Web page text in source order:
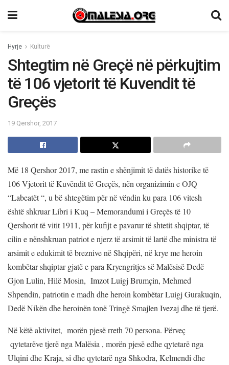
Hyrje Kulturë
Shtegtim në Greçë në përkujtim
të 106 vjetorit të Kuvendit të
Greçës
19 Qershor, 2017
Më 18 Qershor 2017, me rastin e shënjimit të datës historike të
106 Vjetorit të Kuvëndit të Greçës, nën organizimin e OJQ
“Labeatët “, u bë shtegëtim për në vëndin ku para 106 vitesh
është shkruar Libri i Kuq – Memorandumi i Greçës të 10
Qershorit të vitit 1911, për kufijt e pavarur të shtetit shqiptar, të
cilin e nënshkruan patriot e njerz të arsimit të lartë dhe ministra të
arsimit e edukimit të breznive në Shqipëri, në krye me heroin
kombëtar shqiptar gjatë e para Kryengritjes së Malësisë Dedë
Gjon Lulin, Hilë Mosin, Imzot Luigj Brumçin, Mehmed
Shpendin, patriotin e madh dhe heroin kombëtar Luigj Gurakuqin,
Dedë Nikën dhe heroinën tonë Tringë Smajlen Ivezaj dhe të tjerë.
Në këtë aktivitet, morën pjesë rreth 70 persona. Përveç
qytetarëve tjerë nga Malësia , morën pjesë edhe qytetarë nga
Ulqini dhe Kraja, si dhe qytetarë nga Shkodra, Kelmendi dhe